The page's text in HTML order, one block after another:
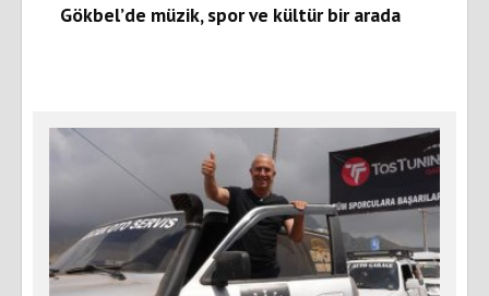
Gökbel’de müzik, spor ve kültür bir arada